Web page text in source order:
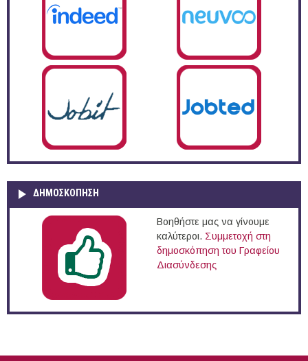
ΔΗΜΟΣΚΌΠΗΣΗ
Βοηθήστε μας να γίνουμε
καλύτεροι. Συμμετοχή στη
δημοσκόπηση του Γραφείου
Διασύνδεσης